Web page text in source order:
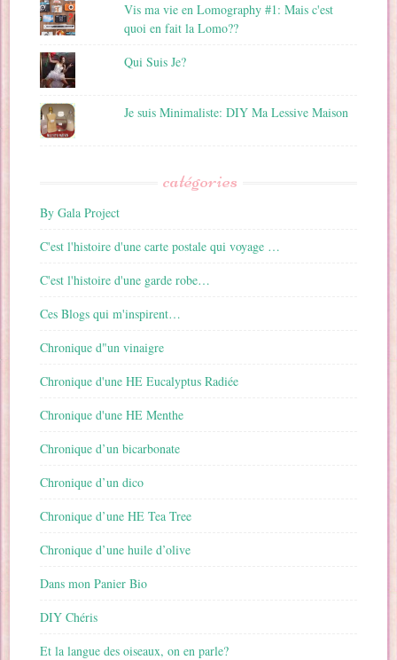
Vis ma vie en Lomography #1: Mais c'est
quoi en fait la Lomo??
Qui Suis Je?
Je suis Minimaliste: DIY Ma Lessive Maison
catégories
By Gala Project
C'est l'histoire d'une carte postale qui voyage …
C'est l'histoire d'une garde robe…
Ces Blogs qui m'inspirent…
Chronique d"un vinaigre
Chronique d'une HE Eucalyptus Radiée
Chronique d'une HE Menthe
Chronique d’un bicarbonate
Chronique d’un dico
Chronique d’une HE Tea Tree
Chronique d’une huile d’olive
Dans mon Panier Bio
DIY Chéris
Et la langue des oiseaux, on en parle?